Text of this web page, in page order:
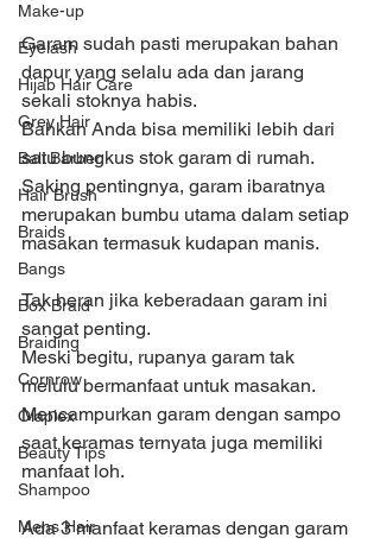
Make-up
Eyelash
Hijab Hair Care
Grey Hair
Bali Barber
Hair Brush
Braids
Bangs
Box Braid
Braiding
Cornrow
Olaplex
Beauty Tips
Shampoo
Mens Hair
Garam sudah pasti merupakan bahan
dapur yang selalu ada dan jarang
sekali stoknya habis.
Bahkan Anda bisa memiliki lebih dari
satu bungkus stok garam di rumah.
Saking pentingnya, garam ibaratnya
merupakan bumbu utama dalam setiap
masakan termasuk kudapan manis.
Tak heran jika keberadaan garam ini
sangat penting.
Meski begitu, rupanya garam tak
melulu bermanfaat untuk masakan.
Mencampurkan garam dengan sampo
saat keramas ternyata juga memiliki
manfaat loh.
Ada 3 manfaat keramas dengan garam